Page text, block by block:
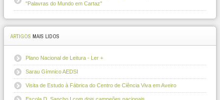
"Palavras do Mundo em Cartaz"
ARTIGOS MAIS LIDOS
Plano Nacional de Leitura - Ler +
Sarau Gímnico AEDSI
Visita de Estudo à Fábrica do Centro de Ciência Viva em Aveiro